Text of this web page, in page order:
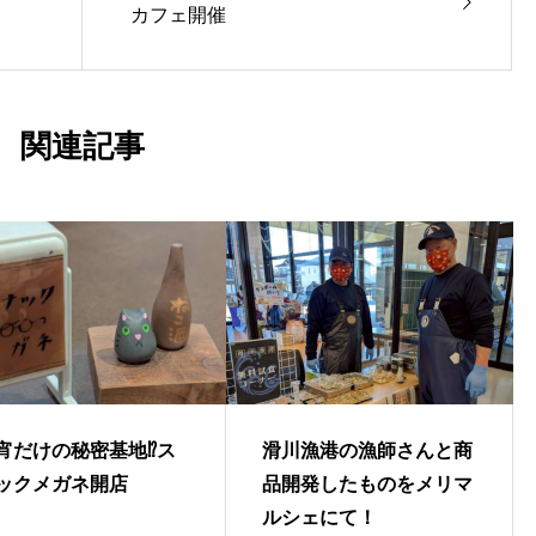
カフェ開催
関連記事
だけの秘密基地⁉ス
クメガネ開店
滑川漁港の漁師さんと商
品開発したものをメリマ
ルシェにて！